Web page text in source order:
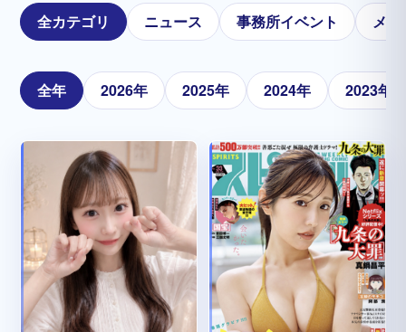
全カテゴリ ニュース 事務所イベント メ
全年 2026年 2025年 2024年 2023年